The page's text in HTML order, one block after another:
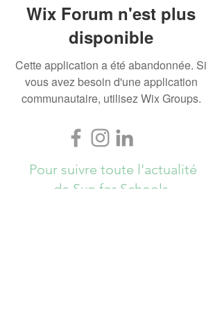
Wix Forum n'est plus
disponible
Cette application a été abandonnée. Si
vous avez besoin d'une application
communautaire, utilisez Wix Groups.
Pour suivre toute l'actualité
de Sun for Schools,